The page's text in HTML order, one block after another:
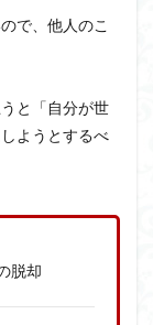
で、 他人のこ
と「自分が世
ようとするべ
脱却